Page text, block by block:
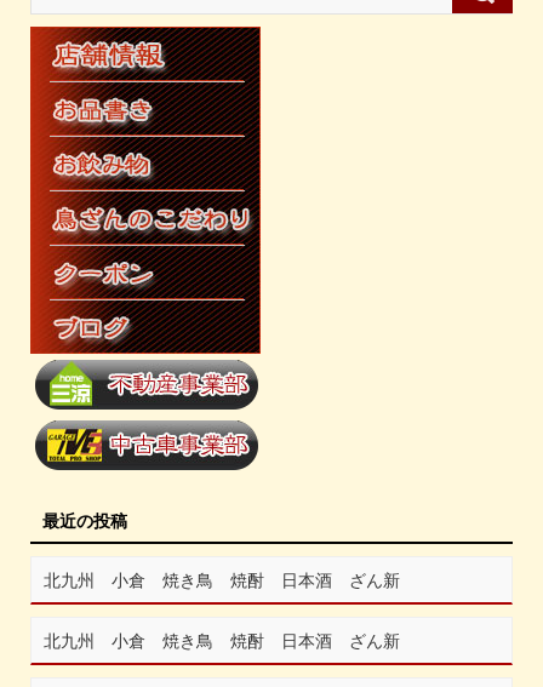
最近の投稿
北九州 小倉 焼き鳥 焼酎 日本酒 ざん新
北九州 小倉 焼き鳥 焼酎 日本酒 ざん新